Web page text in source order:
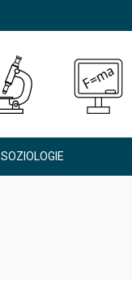
SOZIOLOGIE